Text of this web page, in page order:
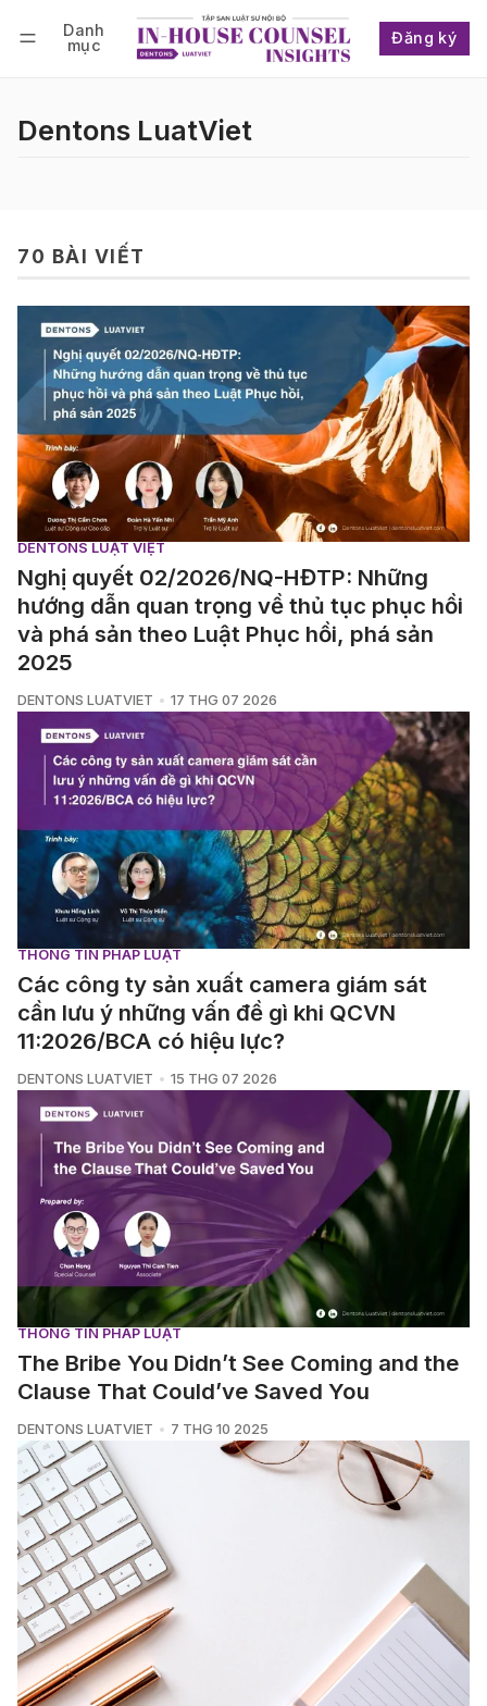
Danh
mục
Đăng ký
Đăng ký Follow
Dentons LuatViet
70 BÀI VIẾT
DENTONS LUẬT VIỆT
Nghị quyết 02/2026/NQ-HĐTP: Những
hướng dẫn quan trọng về thủ tục phục hồi
và phá sản theo Luật Phục hồi, phá sản
2025
DENTONS LUATVIET 17 THG 07 2026
THÔNG TIN PHÁP LUẬT
Các công ty sản xuất camera giám sát
cần lưu ý những vấn đề gì khi QCVN
11:2026/BCA có hiệu lực?
DENTONS LUATVIET 15 THG 07 2026
THÔNG TIN PHÁP LUẬT
The Bribe You Didn’t See Coming and the
Clause That Could’ve Saved You
DENTONS LUATVIET 7 THG 10 2025